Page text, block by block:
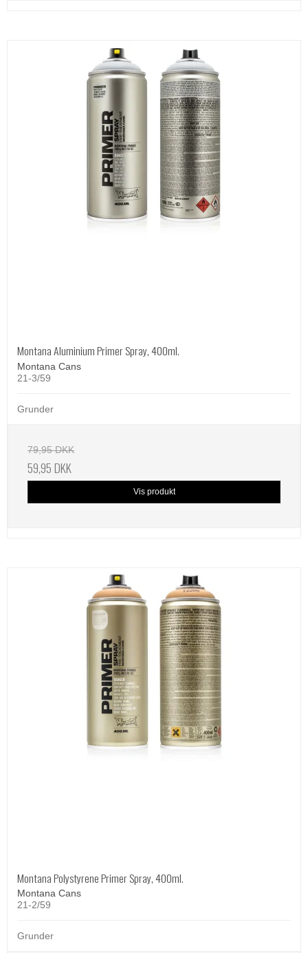
Montana Aluminium Primer Spray, 400ml.
Montana Cans
21-3/59
Grunder
79,95 DKK
59,95 DKK
Vis produkt
Montana Polystyrene Primer Spray, 400ml.
Montana Cans
21-2/59
Grunder